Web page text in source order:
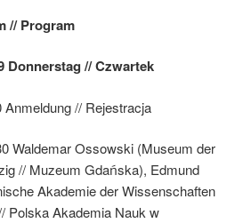
// Program
Donnerstag // Czwartek
Anmeldung // Rejestracja
Waldemar Ossowski (Museum der
// Muzeum Gdańska), Edmund
Akademie der Wissenschaften
Polska Akademia Nauk w